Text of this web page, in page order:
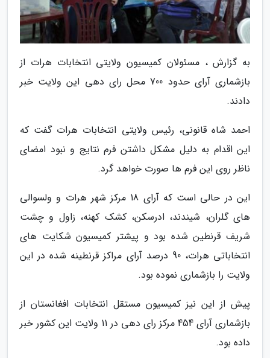
به گزارش ، مسئولان کمیسیون ولایتی انتخابات هرات از
بازشماری آرای حدود 700 محل رای دهی این ولایت خبر
دادند.
احمد شاه قانونی، رئیس ولایتی انتخابات هرات گفت که
این اقدام به دلیل مشکل داشتن فرم نتایج و نبود امضای
ناظر روی این فرم ها صورت خواهد گرد.
این در حالی است که آرای 18 مرکز شهر هرات و ولسوالی
های گلران، شیندند، ادرسکن، کشک کهنه، زاول و چشت
شریف قرنطین شده بود و پیشتر کمیسیون شکایت های
انتخاباتی هرات، 90 درصد آرای مراکز قرنطینه شده در این
ولایت را بازشماری نموده بود.
پیش از این نیز کمیسیون مستقل انتخابات افغانستان از
بازشماری آرای 454 مرکز رای دهی در 11 ولایت این کشور خبر
داده بود.